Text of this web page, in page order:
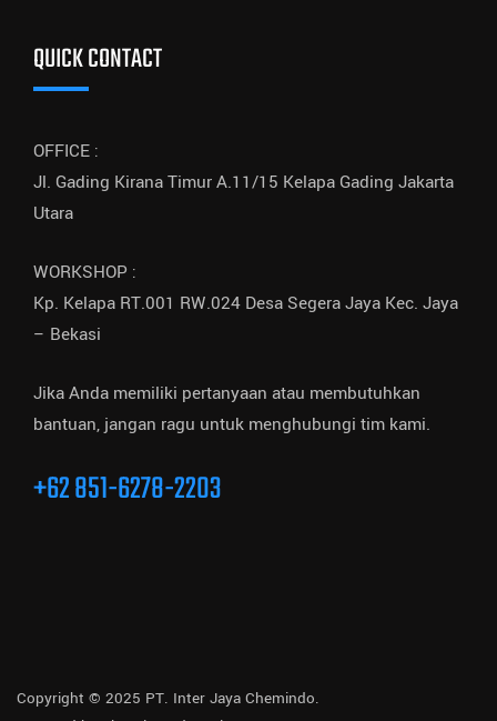
QUICK CONTACT
OFFICE :
Jl. Gading Kirana Timur A.11/15 Kelapa Gading Jakarta
Utara
WORKSHOP :
Kp. Kelapa RT.001 RW.024 Desa Segera Jaya Kec. Jaya
– Bekasi
Jika Anda memiliki pertanyaan atau membutuhkan
bantuan, jangan ragu untuk menghubungi tim kami.
+62 851-6278-2203
Copyright © 2025 PT. Inter Jaya Chemindo.